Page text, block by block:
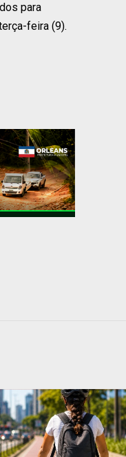
para
feira (9).